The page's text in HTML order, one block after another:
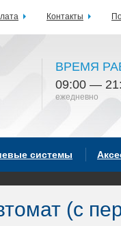
ВРЕМЯ
09:00 —
ежедневно
системы
(с
Контакты